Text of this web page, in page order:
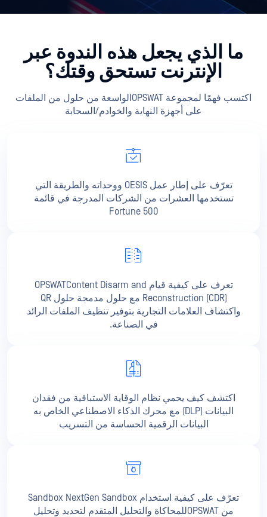
ما الذي يجعل هذه الندوة عبر
الإنترنت تستحق وقتك؟
اكتسب فهمًا لمجموعة OPSWATالواسعة من حلول من الملفات
على أجهزة النهاية والخوادم/السحابة
تعرّف على إطار عمل OESIS ووحداته والطريقة التي
تستخدمها العشرات من الشركات المدرجة في قائمة
Fortune 500
تعرف على كيفية قيام OPSWATContent Disarm and
Reconstruction (CDR) مع حلول مدمجة حلول QR
واكتشاف العلامات التجارية بتوفير تنظيف الملفات الرائد
في الصناعة.
اكتشف كيف يحمي نظام الوقاية الاستباقية من فقدان
البيانات (DLP) مع محرك الذكاء الاصطناعي الخاص به
البيانات الرقمية الحساسة من التسريب
تعرّف على كيفية استخدام Sandbox NextGen Sandbox
من OPSWATللمحاكاة والتحليل المتقدم لتحديد وتحليل